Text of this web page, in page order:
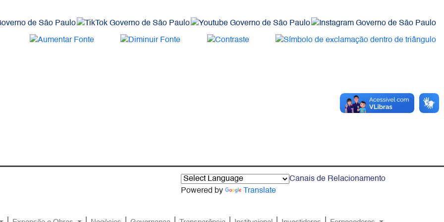
Powered by Translate
Canais de Relacionamento